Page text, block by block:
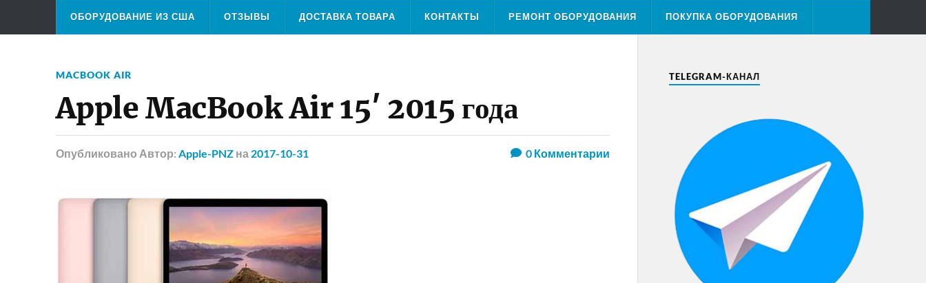
ОБОРУДОВАНИЕ ИЗ США ОТЗЫВЫ ДОСТАВКА ТОВАРА КОНТАКТЫ РЕМОНТ ОБОРУДОВАНИЯ ПОКУПКА ОБОРУДОВАНИЯ
MACBOOK AIR
Apple MacBook Air 15′ 2015 года
Опубликовано Автор: Apple-PNZ на 2017-10-31 0Комментарии
TELEGRAM-КАНАЛ